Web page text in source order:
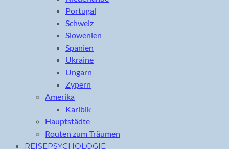
Portugal
Schweiz
Slowenien
Spanien
Ukraine
Ungarn
Zypern
Amerika
Karibik
Hauptstädte
Routen zum Träumen
REISEPSYCHOLOGIE